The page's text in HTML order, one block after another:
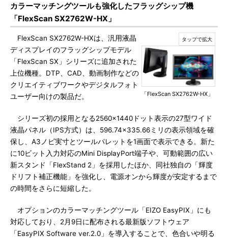
カラーマッチングツールも強化したフラッグシップ機
「FlexScan SX2762W-HX」
「FlexScan SX2762W-HX」
FlexScan SX2762W-HXは、汎用液晶
ディスプレイのフラッグシップモデル
「FlexScan SX」シリーズに追加された
上位機種。DTP、CAD、動画制作などの
クリエイティブワークやデジタルフォト
ユーザー向けの製品だ。
シリーズ初の採用となる2560×1440ドット表示の27型ワイド
液晶パネル（IPS方式）は、596.74×335.66ミリの表示領域を確
保し、A3ノビ実寸とツールパレットを1画面で表示できる。新た
に10ビット入力対応のMini DisplayPort端子や、可動範囲の広い
新スタンド「FlexStand 2」を採用したほか、同社独自の「輝度
ドリフト補正機能」を強化し、電源オンから輝度が安定するまで
の時間をさらに短縮した。
オプションのカラーマッチングツール「EIZO EasyPIX」にも
対応しており、2月9日に配布される最新版ソフトウェア
「EasyPIX Software ver.2.0」を導入することで、色合いや明る